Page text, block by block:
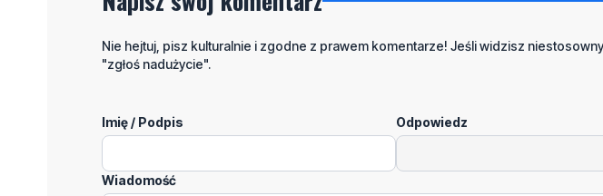
Nie hejtuj, pisz kulturalnie i zgodne z prawem komentarze! Jeśli widzisz
"zgłoś nadużycie".
Imię / Podpis Odpowiedz
Wiadomość